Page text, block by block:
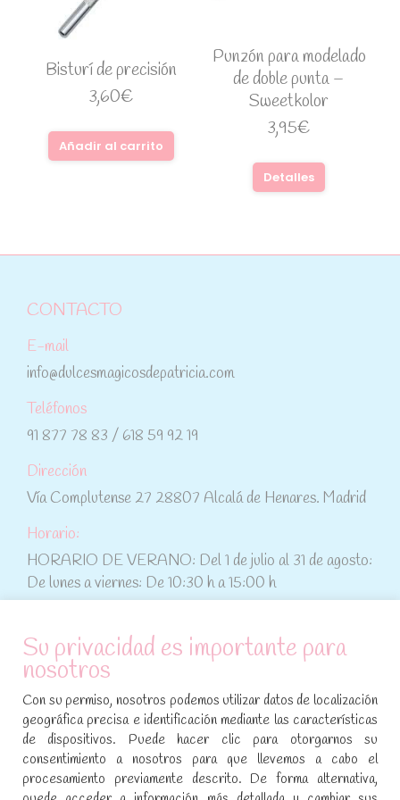
Bisturí de precisión
3,60€
Añadir al carrito
Punzón para modelado
de doble punta –
Sweetkolor
3,95€
Detalles
CONTACTO
E-mail
info@dulcesmagicosdepatricia.com
Teléfonos
91 877 78 83 / 618 59 92 19
Dirección
Vía Complutense 27 28807 Alcalá de Henares. Madrid
Horario:
HORARIO DE VERANO: Del 1 de julio al 31 de agosto:
De lunes a viernes: De 10:30 h a 15:00 h
ATENCIÓN AL CLIENTE
Condiciones de compra
Aviso legal y política de privacidad
Política de cookies
Su privacidad es importante para
nosotros
Con su permiso, nosotros podemos utilizar datos de localización
geográfica precisa e identificación mediante las características
de dispositivos. Puede hacer clic para otorgarnos su
consentimiento a nosotros para que llevemos a cabo el
procesamiento previamente descrito. De forma alternativa,